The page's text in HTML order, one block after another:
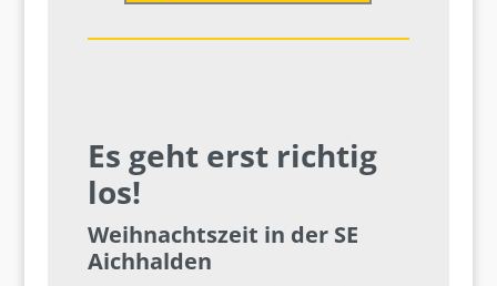
Es geht erst richtig
los!
Weihnachtszeit in der SE
Aichhalden